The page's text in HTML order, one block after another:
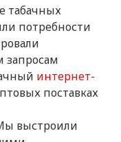
табачных
потребности
запросам
интернет-
поставках
выстроили